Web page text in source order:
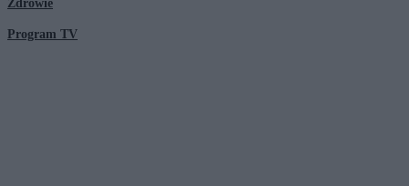
Zdrowie
Program TV